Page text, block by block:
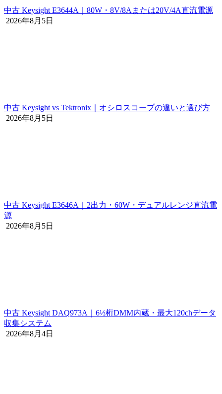
中古 Keysight E3644A｜80W・8V/8Aまたは20V/4A直流電源
2026年8月5日
中古 Keysight vs Tektronix｜オシロスコープの違いと選び方
2026年8月5日
中古 Keysight E3646A｜2出力・60W・デュアルレンジ直流電
源
2026年8月5日
中古 Keysight DAQ973A｜6½桁DMM内蔵・最大120chデータ
収集システム
2026年8月4日